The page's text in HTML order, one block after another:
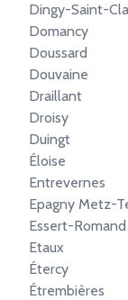
Dingy-Saint-
Domancy
Doussard
Douvaine
Draillant
Droisy
Duingt
Éloise
Entrevernes
Epagny Metz-
Essert-Romand
Etaux
Étercy
Étrembières